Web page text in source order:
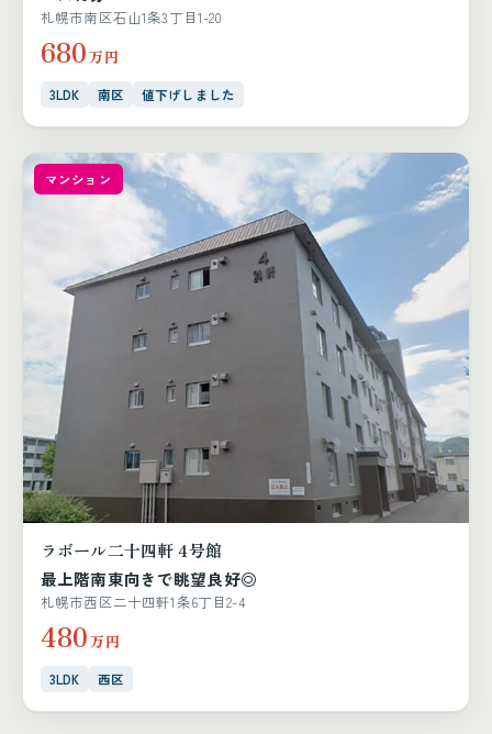
札幌市南区石山1条3丁目1-20
680万円
3LDK 南区 値下げしました
マンション
ラボール二十四軒 4号館
最上階南東向きで眺望良好◎
札幌市西区二十四軒1条6丁目2-4
480万円
3LDK 西区